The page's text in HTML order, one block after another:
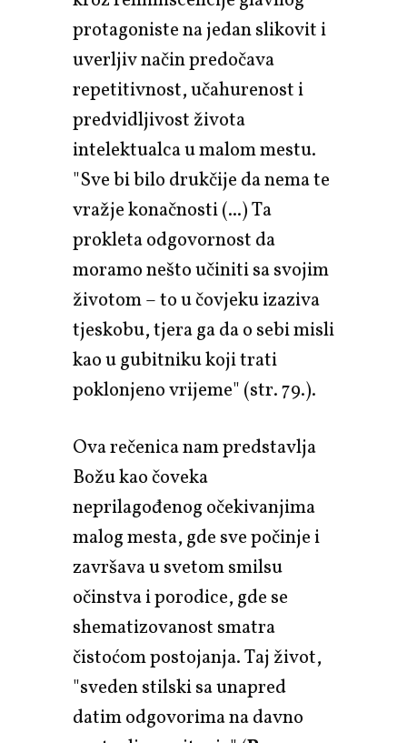
protagoniste na jedan slikovit i
uverljiv način predočava
repetitivnost, učahurenost i
predvidljivost života
intelektualca u malom mestu.
"Sve bi bilo drukčije da nema te
vražje konačnosti (...) Ta
prokleta odgovornost da
moramo nešto učiniti sa svojim
životom – to u čovjeku izaziva
tjeskobu, tjera ga da o sebi misli
kao u gubitniku koji trati
poklonjeno vrijeme" (str. 79.).
Ova rečenica nam predstavlja
Božu kao čoveka
neprilagođenog očekivanjima
malog mesta, gde sve počinje i
završava u svetom smilsu
očinstva i porodice, gde se
shematizovanost smatra
čistoćom postojanja. Taj život,
"sveden stilski sa unapred
datim odgovorima na davno